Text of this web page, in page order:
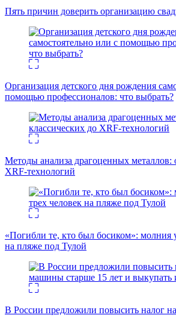
Пять причин доверить организацию
Организация детского дня рождения
помощью профессионалов: что выбрать?
Методы анализа драгоценных металлов:
XRF-технологий
«Погибли те, кто был босиком»: молния
на пляже под Тулой
В России предложили повысить налог